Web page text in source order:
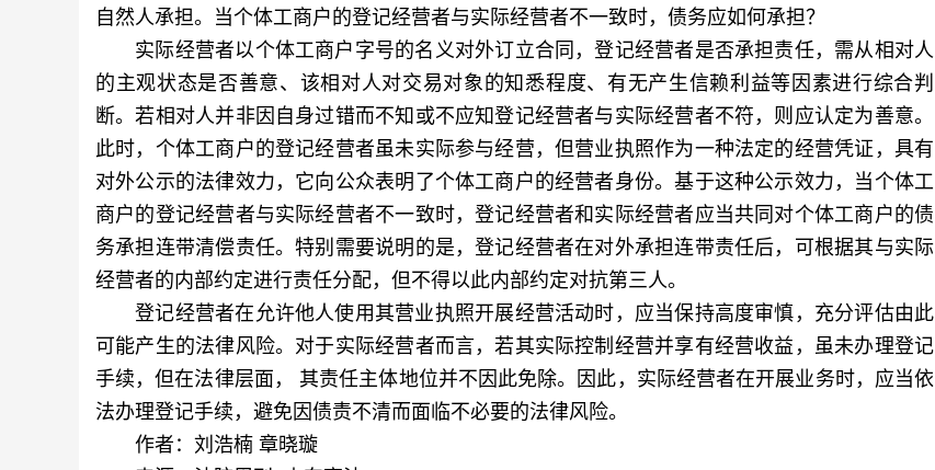
自然人承担。当个体工商户的登记经营者与实际经营者不一致时，债务应如何承担？
实际经营者以个体工商户字号的名义对外订立合同，登记经营者是否承担责任，需从相对人
的主观状态是否善意、该相对人对交易对象的知悉程度、有无产生信赖利益等因素进行综合判
断。若相对人并非因自身过错而不知或不应知登记经营者与实际经营者不符，则应认定为善意。
此时，个体工商户的登记经营者虽未实际参与经营，但营业执照作为一种法定的经营凭证，具有
对外公示的法律效力，它向公众表明了个体工商户的经营者身份。基于这种公示效力，当个体工
商户的登记经营者与实际经营者不一致时，登记经营者和实际经营者应当共同对个体工商户的债
务承担连带清偿责任。特别需要说明的是，登记经营者在对外承担连带责任后，可根据其与实际
经营者的内部约定进行责任分配，但不得以此内部约定对抗第三人。
登记经营者在允许他人使用其营业执照开展经营活动时，应当保持高度审慎，充分评估由此
可能产生的法律风险。对于实际经营者而言，若其实际控制经营并享有经营收益，虽未办理登记
手续，但在法律层面， 其责任主体地位并不因此免除。因此，实际经营者在开展业务时，应当依
法办理登记手续，避免因债责不清而面临不必要的法律风险。
作者：刘浩楠 章晓璇